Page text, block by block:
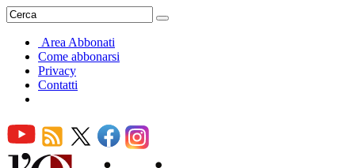
Area Abbonati
Come abbonarsi
Privacy
Contatti